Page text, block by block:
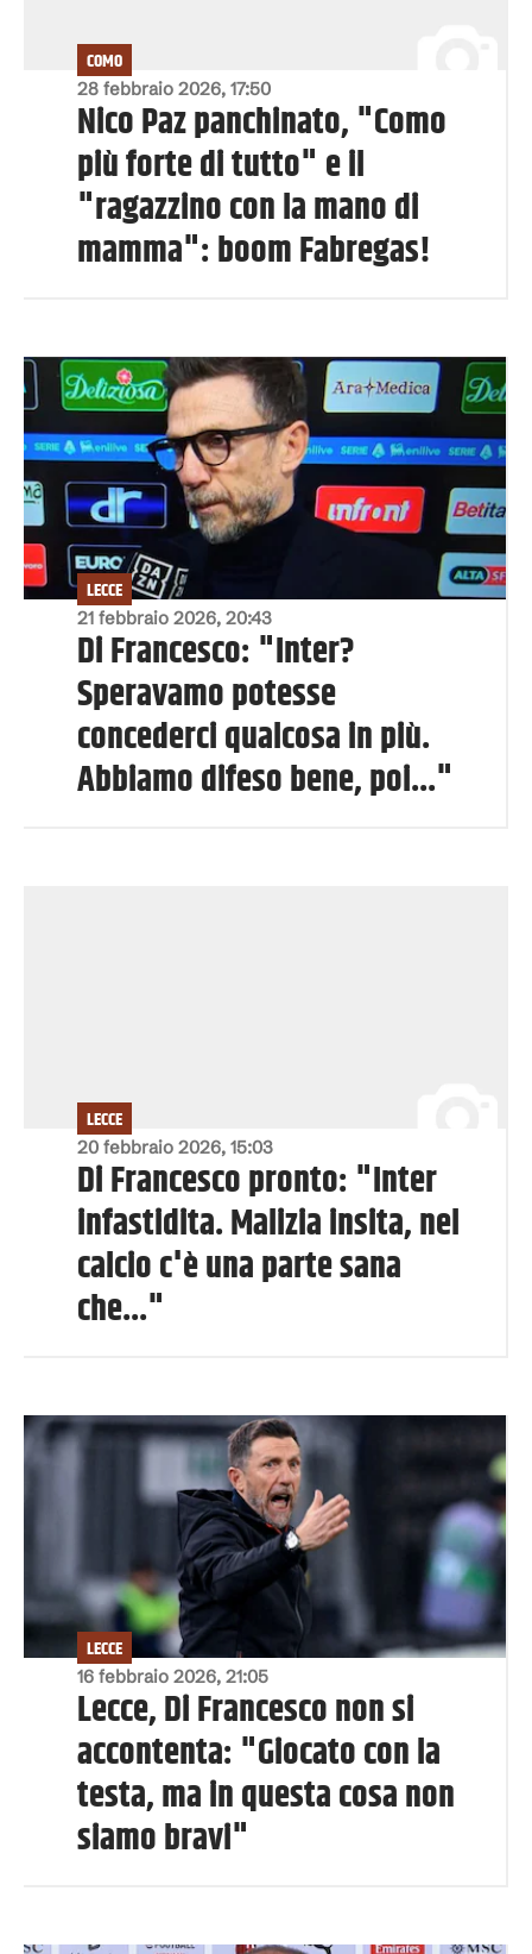
28 febbraio 2026, 17:50
COMO
Nico Paz panchinato, "Como
più forte di tutto" e il
"ragazzino con la mano di
mamma": boom Fabregas!
21 febbraio 2026, 20:43
LECCE
Di Francesco: "Inter?
Speravamo potesse
concederci qualcosa in più.
Abbiamo difeso bene, poi..."
20 febbraio 2026, 15:03
LECCE
Di Francesco pronto: "Inter
infastidita. Malizia insita, nel
calcio c'è una parte sana
che..."
16 febbraio 2026, 21:05
LECCE
Lecce, Di Francesco non si
accontenta: "Giocato con la
testa, ma in questa cosa non
siamo bravi"